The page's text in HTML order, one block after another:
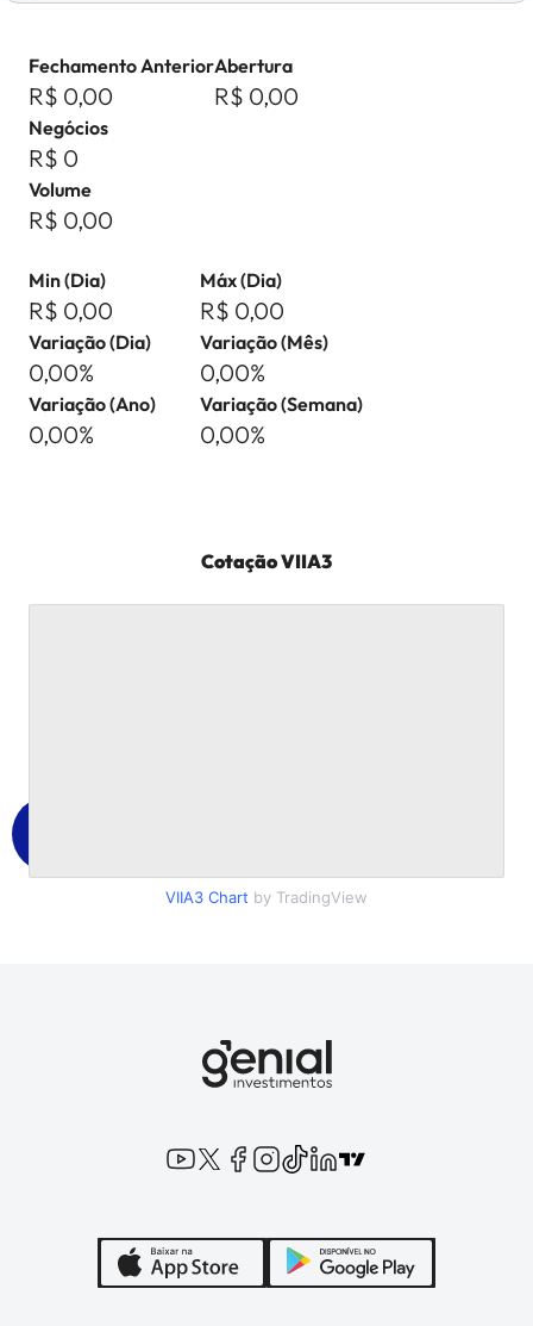
Fechamento Anterior
R$ 0,00
Abertura
R$ 0,00
Negócios
R$ 0
Volume
R$ 0,00
Min (Dia)
R$ 0,00
Máx (Dia)
R$ 0,00
Variação (Dia)
0,00%
Variação (Mês)
0,00%
Variação (Ano)
0,00%
Variação (Semana)
0,00%
CotaçãoVIIA3
VIIA3 Chart by TradingView